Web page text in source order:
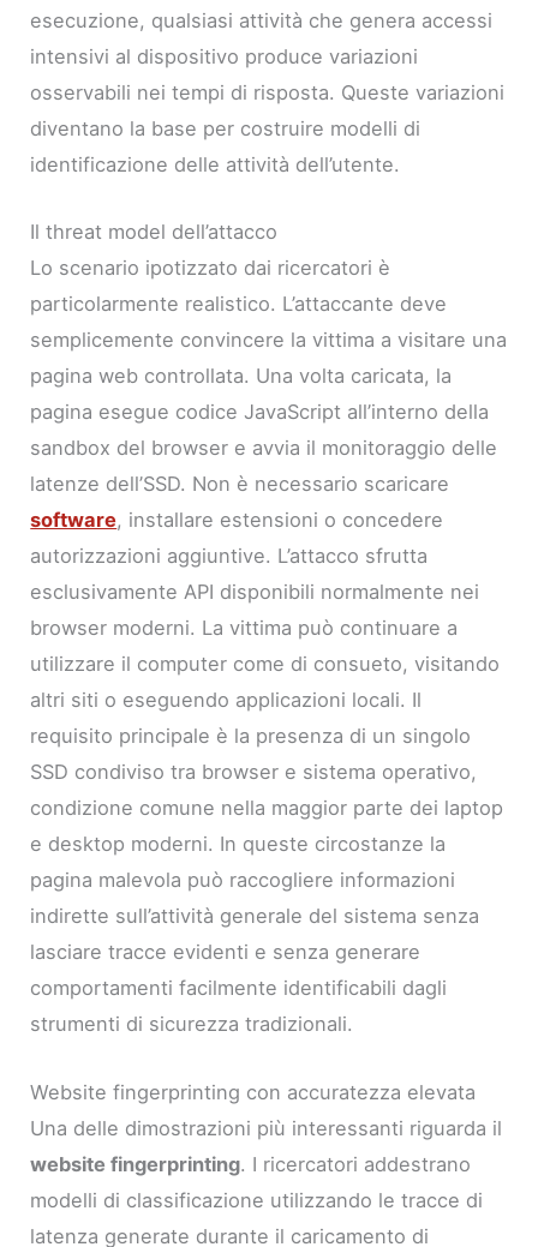
esecuzione, qualsiasi attività che genera accessi
intensivi al dispositivo produce variazioni
osservabili nei tempi di risposta. Queste variazioni
diventano la base per costruire modelli di
identificazione delle attività dell’utente.
Il threat model dell’attacco
Lo scenario ipotizzato dai ricercatori è
particolarmente realistico. L’attaccante deve
semplicemente convincere la vittima a visitare una
pagina web controllata. Una volta caricata, la
pagina esegue codice JavaScript all’interno della
sandbox del browser e avvia il monitoraggio delle
latenze dell’SSD. Non è necessario scaricare
software, installare estensioni o concedere
autorizzazioni aggiuntive. L’attacco sfrutta
esclusivamente API disponibili normalmente nei
browser moderni. La vittima può continuare a
utilizzare il computer come di consueto, visitando
altri siti o eseguendo applicazioni locali. Il
requisito principale è la presenza di un singolo
SSD condiviso tra browser e sistema operativo,
condizione comune nella maggior parte dei laptop
e desktop moderni. In queste circostanze la
pagina malevola può raccogliere informazioni
indirette sull’attività generale del sistema senza
lasciare tracce evidenti e senza generare
comportamenti facilmente identificabili dagli
strumenti di sicurezza tradizionali.
Website fingerprinting con accuratezza elevata
Una delle dimostrazioni più interessanti riguarda il
website fingerprinting. I ricercatori addestrano
modelli di classificazione utilizzando le tracce di
latenza generate durante il caricamento di